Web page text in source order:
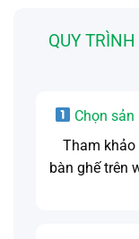
QUY
Chọn sản
Tham khảo
bàn ghế trên